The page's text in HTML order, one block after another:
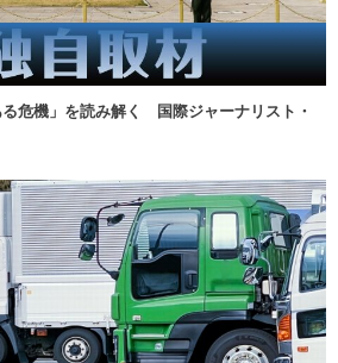
る危機」を読み解く 国際ジャーナリスト・